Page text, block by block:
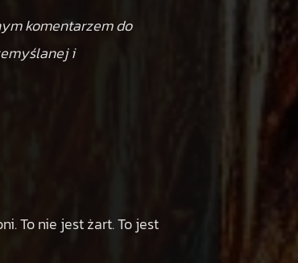
komentarzem do
i
To nie jest żart. To jest